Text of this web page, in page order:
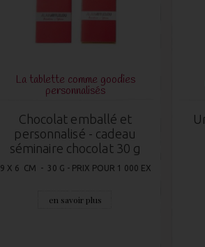
La tablette comme goodies
personnalisés
Chocolat emballé et
personnalisé - cadeau
séminaire chocolat 30 g
9 X 6 CM - 30 G - PRIX POUR 1 000 EX
en savoir plus